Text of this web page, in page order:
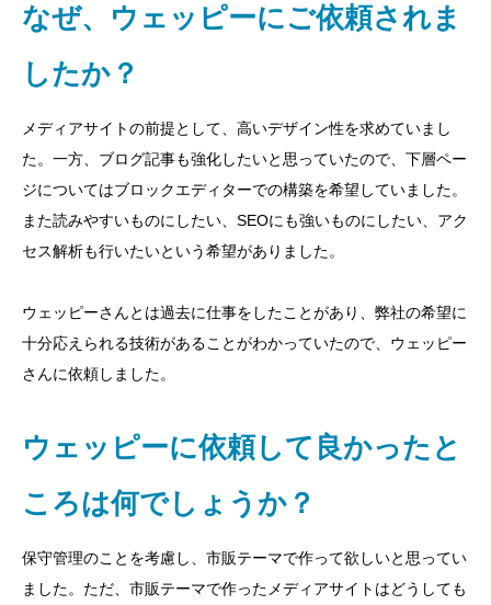
なぜ、ウェッピーにご依頼されま
したか？
メディアサイトの前提として、高いデザイン性を求めていまし
た。一方、ブログ記事も強化したいと思っていたので、下層ペー
ジについてはブロックエディターでの構築を希望していました。
また読みやすいものにしたい、SEOにも強いものにしたい、アク
セス解析も行いたいという希望がありました。
ウェッピーさんとは過去に仕事をしたことがあり、弊社の希望に
十分応えられる技術があることがわかっていたので、ウェッピー
さんに依頼しました。
ウェッピーに依頼して良かったと
ころは何でしょうか？
保守管理のことを考慮し、市販テーマで作って欲しいと思ってい
ました。ただ、市販テーマで作ったメディアサイトはどうしても